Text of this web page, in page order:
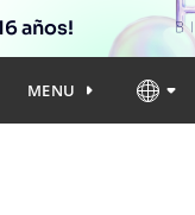
años!
MENU